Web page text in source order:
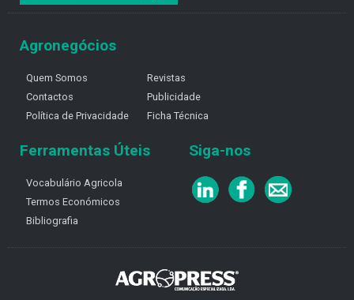
Agronegócios
Quem Somos
Contactos
Política de Privacidade
Revistas
Publicidade
Ficha Técnica
Ferramentas Úteis
Vocabulário Agricola
Termos Económicos
Bibliografia
Siga-nos